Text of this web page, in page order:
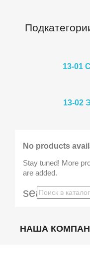
13-01
13-02
No products
Stay tuned! More
are added.
search
НАША